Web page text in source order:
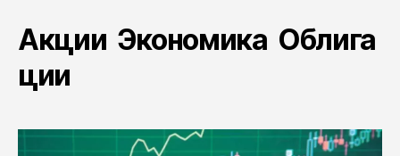
Акции Экономика Облига
ции